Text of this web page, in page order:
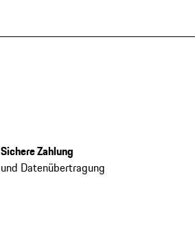
Sichere Zahlung
und Datenübertragung